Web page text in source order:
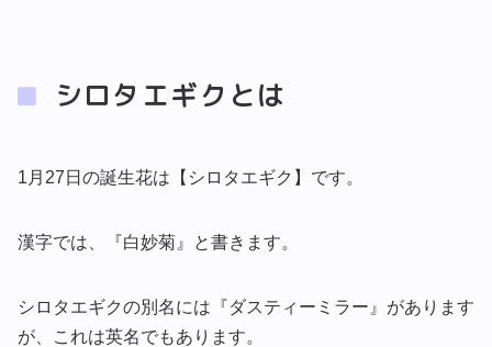
シロタエギクとは
1月27日の誕生花は【シロタエギク】です。
漢字では、『白妙菊』と書きます。
シロタエギクの別名には『ダスティーミラー』があります
が、これは英名でもあります。